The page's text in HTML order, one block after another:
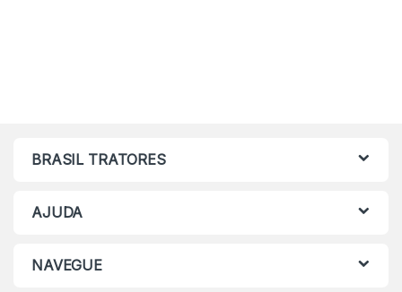
BRASIL TRATORES
AJUDA
NAVEGUE